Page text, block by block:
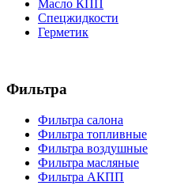
Масло КПП
Спецжидкости
Герметик
Фильтра
Фильтра салона
Фильтра топливные
Фильтра воздушные
Фильтра масляные
Фильтра АКПП